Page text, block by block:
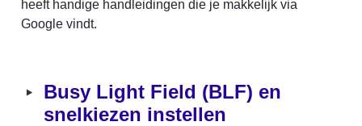
heeft handige handleidingen die je makkelijk via
Google vindt.
‣ Busy Light Field (BLF) en
snelkiezen instellen